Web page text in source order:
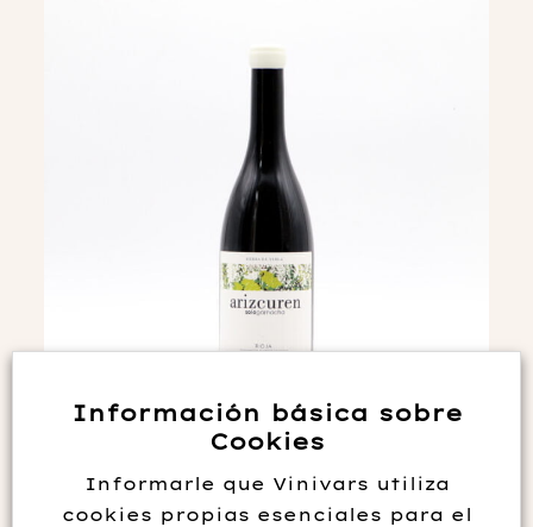
Arizcuren Sologarnacha 2018
26.95€
Información básica sobre
Cookies
Informarle que Vinivars utiliza
cookies propias esenciales para el